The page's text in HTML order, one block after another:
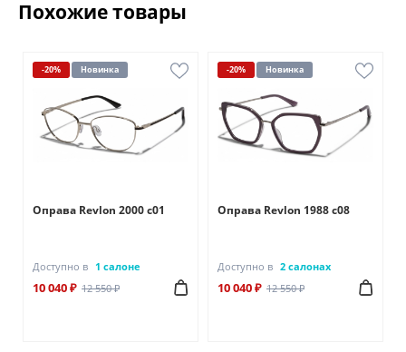
Похожие товары
-20% Новинка
Оправа Revlon 2000 c01
Доступно в 1 салоне
10 040 ₽ 12 550 ₽
-20% Новинка
Оправа Revlon 1988 c08
Доступно в 2 салонах
10 040 ₽ 12 550 ₽